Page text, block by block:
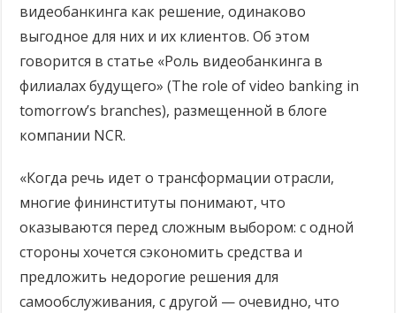
видеобанкинга как решение, одинаково
выгодное для них и их клиентов. Об этом
говорится в статье «Роль видеобанкинга в
филиалах будущего» (The role of video banking in
tomorrow’s branches), размещенной в блоге
компании NCR.
«Когда речь идет о трансформации отрасли,
многие фининституты понимают, что
оказываются перед сложным выбором: с одной
стороны хочется сэкономить средства и
предложить недорогие решения для
самообслуживания, с другой — очевидно, что